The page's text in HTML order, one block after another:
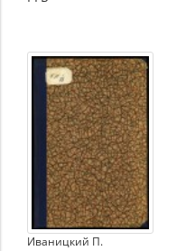
Иваницкий П.